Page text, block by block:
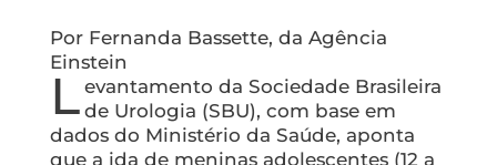
Por Fernanda Bassette, da Agência
Einstein
L evantamento da Sociedade Brasileira
de Urologia (SBU), com base em
dados do Ministério da Saúde, aponta
que a ida de meninas adolescentes (12 a